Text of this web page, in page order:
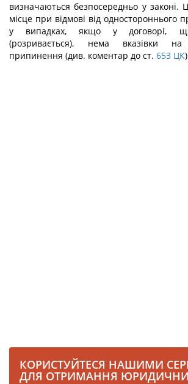
визначаються безпосередньо у законі.
місце при відмові від одностороннього
у випадках, якщо у договорі, що
(розривається), нема вказівки
припинення (див. коментар до ст. 653 ЦК
КОРИСТУЙТЕСЯ НАШИМИ
ДЛЯ ОТРИМАННЯ